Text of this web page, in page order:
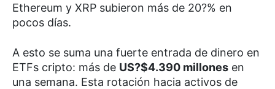
Ethereum y XRP subieron más de 20?% en
pocos días.
A esto se suma una fuerte entrada de dinero en
ETFs cripto: más de US?$4.390 millones en
una semana. Esta rotación hacia activos de